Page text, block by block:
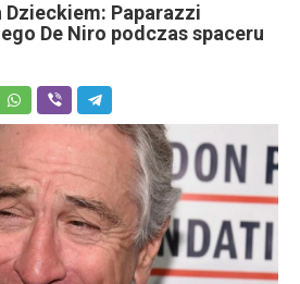
Dzieckiem: Paparazzi
De Niro podczas spaceru